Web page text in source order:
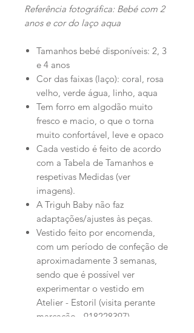
Referência fotográfica: Bebé com 2
anos e cor do laço aqua
Tamanhos bebé disponíveis: 2, 3
e 4 anos
Cor das faixas (laço): coral, rosa
velho, verde água, linho, aqua
Tem forro em algodão muito
fresco e macio, o que o torna
muito confortável, leve e opaco
Cada vestido é feito de acordo
com a Tabela de Tamanhos e
respetivas Medidas (ver
imagens).
A Triguh Baby não faz
adaptações/ajustes às peças.
Vestido feito por encomenda,
com um período de confeção de
aproximadamente 3 semanas,
sendo que é possível ver
experimentar o vestido em
Atelier - Estoril (visita perante
marcação - 918228397)